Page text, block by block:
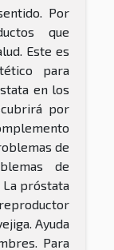
Por
que
Este es
para
en los
por
de
de
La próstata
Ayuda
Para